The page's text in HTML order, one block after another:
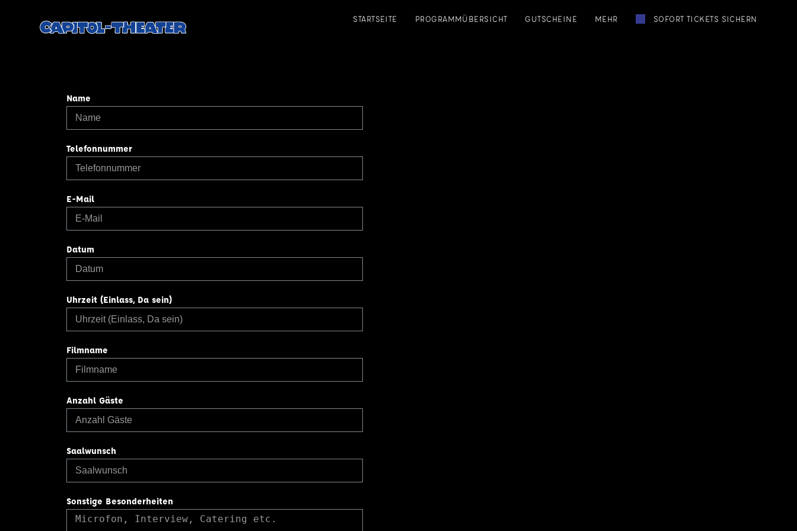
STARTSEITE PROGRAMMÜBERSICHT GUTSCHEINE MEHR SOFORT TICKETS SICHERN
Name
Telefonnummer
E-Mail
Datum
Uhrzeit (Einlass, Da sein)
Filmname
Anzahl Gäste
Saalwunsch
Sonstige Besonderheiten